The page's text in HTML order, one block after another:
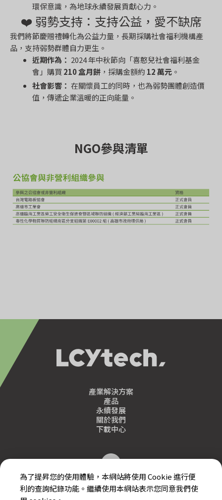
環保意識，為地球永續發展貢獻心力。
❤️ 弱勢支持：支持公益，愛不缺席
我們將節慶贈禮轉化為公益力量，長期採購社會福利機構產
品，支持弱勢群體自力更生。
近期作為： 2024 年中秋節向「喜憨兒社會福利基金
會」購買 210 盒月餅 ，採購金額約 12 萬元 。
社會影響： 在關懷員工的同時，也為弱勢團體創造價
值，傳遞企業溫暖的正向能量。
NGO參與清單
產業解決方案
產品
永續發展
關於我們
下載中心
為了提昇您的使用體驗，本網站將使用 Cookie 進行便
利的查詢紀錄功能。繼續使用本網站表示您同意我們使